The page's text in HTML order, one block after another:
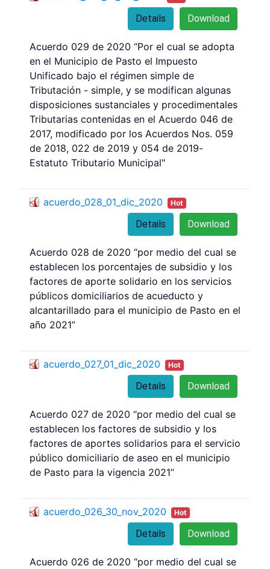
Download
Details
Acuerdo 029 de 2020 “Por el cual se adopta
en el Municipio de Pasto el Impuesto
Unificado bajo el régimen simple de
Tributación - simple, y se modifican algunas
disposiciones sustanciales y procedimentales
Tributarias contenidas en el Acuerdo 046 de
2017, modificado por los Acuerdos Nos. 059
de 2018, 022 de 2019 y 054 de 2019-
Estatuto Tributario Municipal"
acuerdo_028_01_dic_2020 Hot
Download
Details
Acuerdo 028 de 2020 “por medio del cual se
establecen los porcentajes de subsidio y los
factores de aporte solidario en los servicios
públicos domiciliarios de acueducto y
alcantarillado para el municipio de Pasto en el
año 2021”
acuerdo_027_01_dic_2020 Hot
Download
Details
Acuerdo 027 de 2020 “por medio del cual se
establecen los factores de subsidio y los
factores de aportes solidarios para el servicio
público domiciliario de aseo en el municipio
de Pasto para la vigencia 2021”
acuerdo_026_30_nov_2020 Hot
Download
Details
Acuerdo 026 de 2020 “por medio del cual se